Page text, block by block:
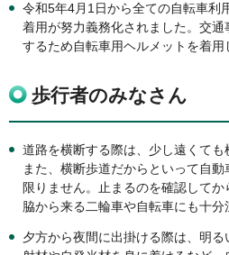
令和5年4月1日から全ての自転車利
着用が努力義務化されました。交
するため自転車用ヘルメットを着用
歩行者のみなさん
道路を横断する際は、少し遠くても
また、横断歩道だからといって自
限りません。止まるのを確認して
脇から来る二輪車や自転車にも十分
夕方から夜間に出掛ける際は、明